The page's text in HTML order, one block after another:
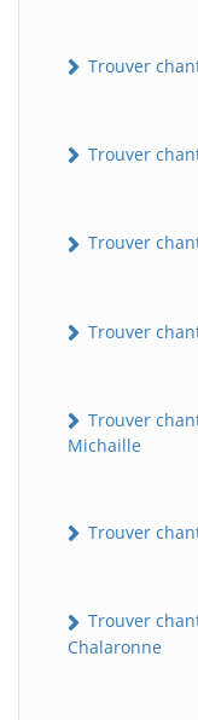
Trouver
Trouver
Trouver
Trouver
Trouver
Michaille
Trouver
Trouver
Chalaronne